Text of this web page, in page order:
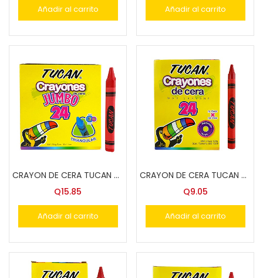
Añadir al carrito Añadir al carrito
CRAYON DE CERA TUCAN 24 COL.JUMBO TRIANGULAR
Q15.85
Añadir al carrito
CRAYON DE CERA TUCAN 24 COL.STANDARAR
Q9.05
Añadir al carrito